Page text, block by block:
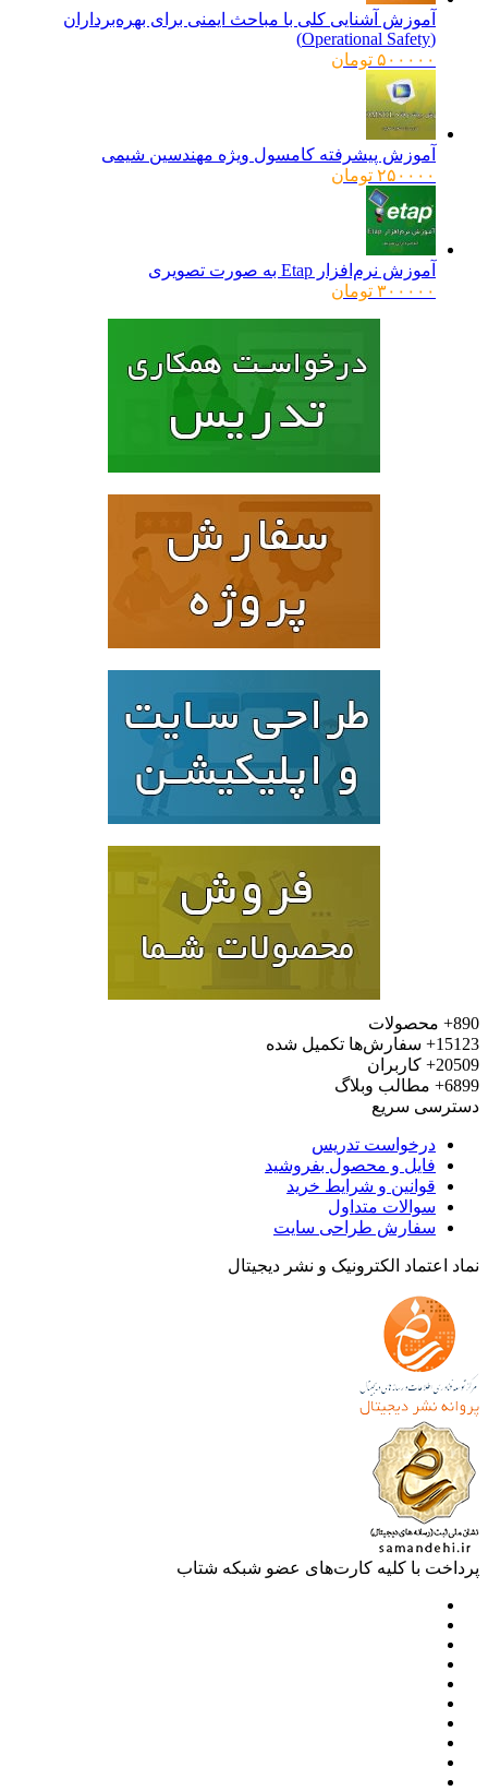
آموزش آشنایی کلی با مباحث ایمنی برای بهره‌برداران
۵۰۰۰۰۰ تومان
آموزش پیشرفته کامسول ویژه مهندسین شیمی
۲۵۰۰۰۰ تومان
آموزش نرم‌افزار Etap به صورت تصویری
۳۰۰۰۰۰ تومان
محصولات
سفارش‌ها تکمیل شده
کاربران
مطالب وبلاگ
سریع
درخواست تدریس
فایل و محصول بفروشید
قوانین و شرایط خرید
سوالات متداول
سفارش طراحی سایت
اعتماد الکترونیک و نشر دیجیتال
با کلیه کارت‌های عضو شبکه شتاب